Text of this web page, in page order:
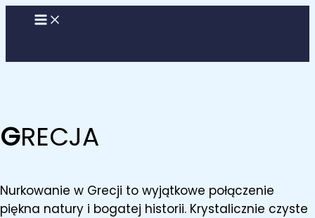
Przejdź
GRECJA
Nurkowanie w Grecji to wyjątkowe połączenie
piękna natury i bogatej historii. Krystalicznie czyste